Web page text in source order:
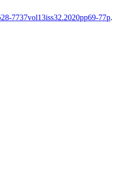
7737vol13iss32.2020pp69-77p.